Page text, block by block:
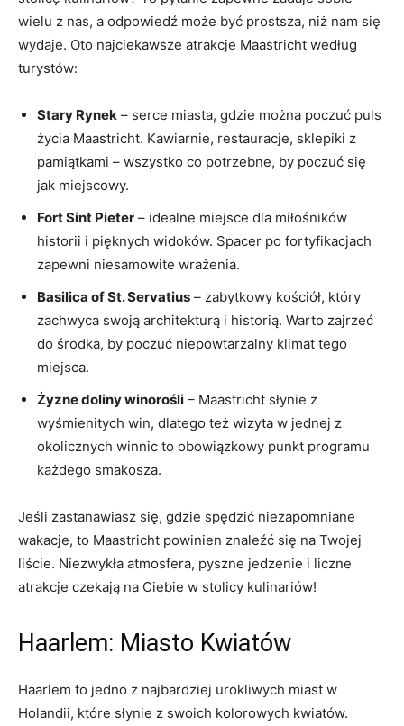
wielu z nas, a odpowiedź może być prostsza, niż nam się
wydaje. Oto najciekawsze atrakcje Maastricht według
turystów:
Stary Rynek – serce miasta, gdzie ⁣można poczuć puls
życia Maastricht. Kawiarnie,​ restauracje, sklepiki z
pamiątkami – wszystko co ‍potrzebne, by poczuć się
jak miejscowy.
Fort Sint ‍Pieter – idealne miejsce​ dla miłośników
historii i pięknych widoków. ‍Spacer ⁣po fortyfikacjach
zapewni niesamowite wrażenia.
Basilica of ​St.⁣ Servatius – zabytkowy ‍kościół, który
zachwyca swoją ​architekturą⁤ i historią. Warto⁣ zajrzeć
do środka, by‍ poczuć⁤ niepowtarzalny klimat tego
miejsca.
Żyzne doliny winorośli – Maastricht słynie z
wyśmienitych win, dlatego też wizyta w jednej z ​
okolicznych winnic to⁤ obowiązkowy⁢ punkt programu
każdego smakosza.
Jeśli⁣ zastanawiasz się,⁢ gdzie spędzić ‍niezapomniane
wakacje, to Maastricht powinien znaleźć się na⁤ Twojej⁤
liście. Niezwykła atmosfera, pyszne jedzenie i liczne
atrakcje‌ czekają na Ciebie w stolicy kulinariów!
Haarlem: Miasto Kwiatów
Haarlem to jedno‌ z najbardziej urokliwych miast w
Holandii,‌ które słynie z swoich‍ kolorowych kwiatów.